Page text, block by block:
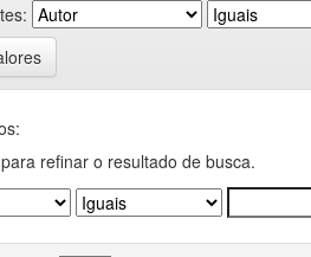
refinar o resultado de busca.